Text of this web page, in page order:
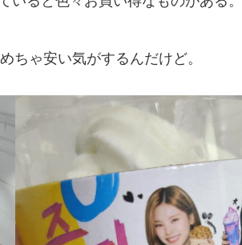
ちゃ安い気がするんだけど。